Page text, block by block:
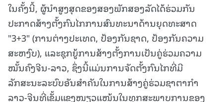
ໃນຄັ້ງນີ້, ຜູ້ນຳສູງສຸດຂອງສອງພັກສອງລັດໄດ້ຮ່ວມກັນ
ປະກາດສ້າງຕັ້ງກົນໄກການສົນທະນາດ້ານຍຸດທະສາດ
"3+3" (ການຕ່າງປະເທດ, ປ້ອງກັນຊາດ, ປ້ອງກັນຄວາມ
ສະຫງົບ), ແລະຊຸກຍູ້ການສ້າງຕັ້ງການເປັນຄູ່ຮ່ວມຄວາມ
ໝັ້ນຄົງຈີນ-ລາວ, ຊຶ່ງນີ້ແມ່ນການຈັດຕັ້ງກົນໄກທີ່ມີ
ລັກສະນະລະບົບອັນສຳຄັນໃນການສ້າງຄູ່ຮ່ວມຊາຕາກຳ
ລາວ-ຈີນທີ່ເຂັ້ມແຂງໜຽວແໜ້ນໃນທຸກສະພາບການຂອງ